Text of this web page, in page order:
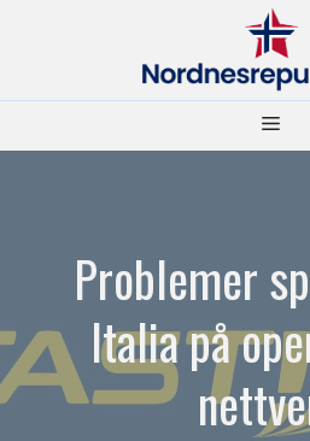
Problemer
Italia på